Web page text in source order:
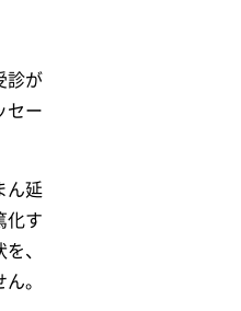
診が
セー
ん延
化す
、
。